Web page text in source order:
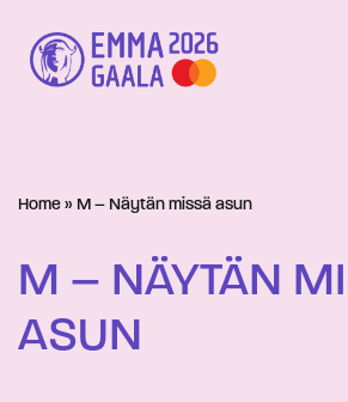
Siirry
suoraan
Home » M – Näytän missä asun
M – NÄYTÄN
ASUN